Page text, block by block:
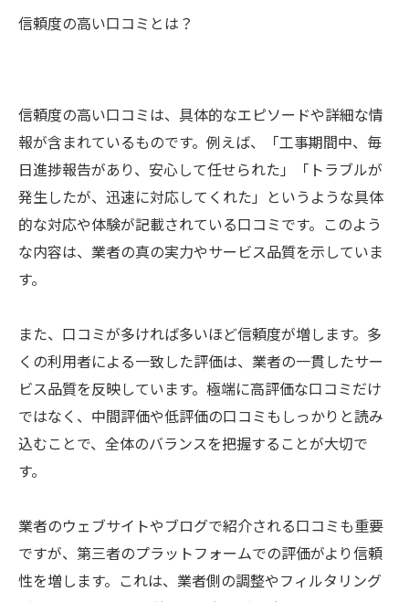
信頼度の高い口コミとは？
信頼度の高い口コミは、具体的なエピソードや詳細な情
報が含まれているものです。例えば、「工事期間中、毎
日進捗報告があり、安心して任せられた」「トラブルが
発生したが、迅速に対応してくれた」というような具体
的な対応や体験が記載されている口コミです。このよう
な内容は、業者の真の実力やサービス品質を示していま
す。
また、口コミが多ければ多いほど信頼度が増します。多
くの利用者による一致した評価は、業者の一貫したサー
ビス品質を反映しています。極端に高評価な口コミだけ
ではなく、中間評価や低評価の口コミもしっかりと読み
込むことで、全体のバランスを把握することが大切で
す。
業者のウェブサイトやブログで紹介される口コミも重要
ですが、第三者のプラットフォームでの評価がより信頼
性を増します。これは、業者側の調整やフィルタリング